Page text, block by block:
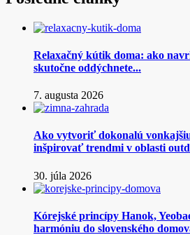
Relaxačný kútik doma: ako
skutočne oddýchnete...
7. augusta 2026
Ako vytvoriť dokonalú
inšpirovať trendmi v oblasti
30. júla 2026
Kórejské princípy Hanok,
harmóniu do slovenského